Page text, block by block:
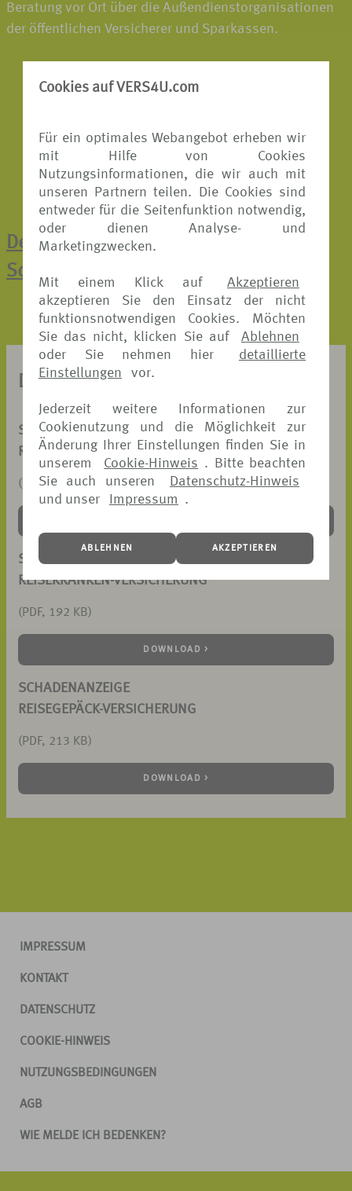
Cookies auf VERS4U.com
Für ein optimales Webangebot erheben wir
mit Hilfe von Cookies
Nutzungsinformationen, die wir auch mit
unseren Partnern teilen. Die Cookies sind
entweder für die Seitenfunktion notwendig,
oder dienen Analyse- und
Marketingzwecken.
Mit einem Klick auf
Akzeptieren
akzeptieren Sie den Einsatz der nicht
funktionsnotwendigen Cookies. Möchten
Sie das nicht, klicken Sie auf
Ablehnen
oder Sie nehmen hier
detaillierte
Einstellungen
vor.
Jederzeit weitere Informationen zur
Cookienutzung und die Möglichkeit zur
Änderung Ihrer Einstellungen finden Sie in
unserem
Cookie-Hinweis . Bitte beachten
Sie auch unseren
Datenschutz-Hinweis
und unser
Impressum .
ABLEHNEN AKZEPTIEREN
Beratung vor Ort über die Außendienstorganisationen
der öffentlichen Versicherer und Sparkassen.
Der direkte Weg zur Online-
Schadenmeldung
DOKUMENTE ZUM DOWNLOAD
SCHADENANZEIGE
REISERÜCKTRITT-VERSICHERUNG
(PDF, 326 KB)
SCHADENANZEIGE
REISEKRANKEN-VERSICHERUNG
(PDF, 192 KB)
DOWNLOAD >
SCHADENANZEIGE
REISEGEPÄCK-VERSICHERUNG
(PDF, 213 KB)
DOWNLOAD >
IMPRESSUM
KONTAKT
DATENSCHUTZ
COOKIE-HINWEIS
NUTZUNGSBEDINGUNGEN
AGB
WIE MELDE ICH BEDENKEN?